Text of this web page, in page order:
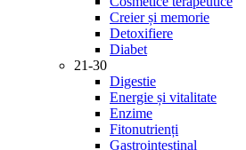
Creier și memorie
Detoxifiere
Diabet
21-30
Digestie
Energie și vitalitate
Enzime
Fitonutrienți
Gastrointestinal